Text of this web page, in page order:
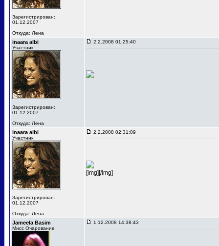
Зарегистрирован:
01.12.2007
Откуда: Лена
inaara albi
Участник
Зарегистрирован:
01.12.2007
Откуда: Лена
2.2.2008 01:25:40
inaara albi
Участник
Зарегистрирован:
01.12.2007
Откуда: Лена
2.2.2008 02:31:09
[img][/img]
Jameela Basim
Мисс Очарование
1.12.2008 14:38:43